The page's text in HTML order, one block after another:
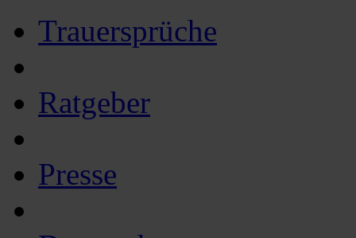
Trauersprüche
Ratgeber
Presse